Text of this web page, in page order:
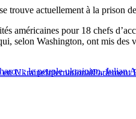
trouve actuellement à la prison
américaines pour 18 chefs
selon Washington, ont mis des
: le peuple ukrainien, Julian
en UkraineInternationalParlement